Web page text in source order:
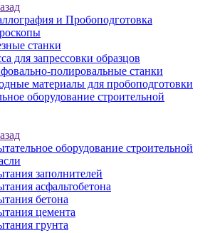
и Пробоподготовка
станки
для запрессовки образцов
полировальные станки
материалы для пробоподготовки
оборудование строительной
оборудование строительной
заполнителей
асфальтобетона
бетона
цемента
грунта